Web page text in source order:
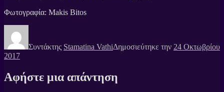
Φωτογραφία: Makis Bitos
Συντάκτης Stamatina VathiΔημοσιεύτηκε την 24 Οκτωβρίου
2017
Αφήστε μια απάντηση